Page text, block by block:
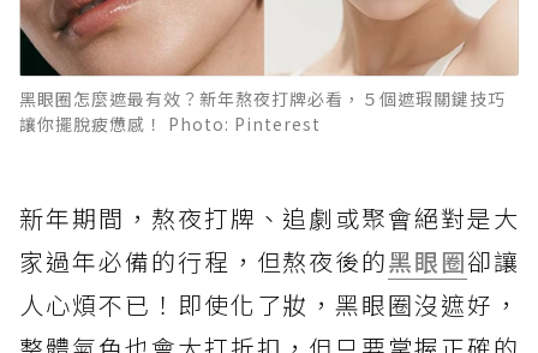
黑眼圈怎麼遮最有效？新年熬夜打牌必看，５個遮瑕關鍵技巧
讓你擺脫疲憊感！ Photo: Pinterest
新年期間，熬夜打牌、追劇或聚會絕對是大
家過年必備的行程，但熬夜後的黑眼圈卻讓
人心煩不已！即使化了妝，黑眼圈沒遮好，